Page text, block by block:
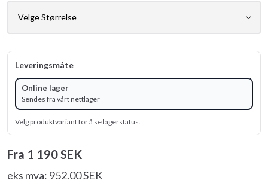
Leveringsmåte
Online lager
Sendes fra vårt nettlager
Velg produktvariant for å se lagerstatus.
Fra 1 190 SEK
eks mva: 952.00 SEK